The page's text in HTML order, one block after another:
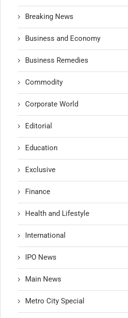
Breaking News
Business and Economy
Business Remedies
Commodity
Corporate World
Editorial
Education
Exclusive
Finance
Health and Lifestyle
International
IPO News
Main News
Metro City Special